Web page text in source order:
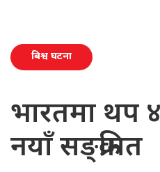
बिश्व घटना
भारतमा थप
नयाँ सङ्क्रमित